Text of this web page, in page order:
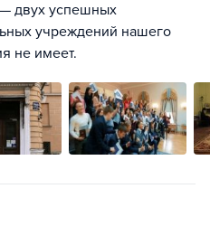
двух успешных
учреждений нашего
не имеет.